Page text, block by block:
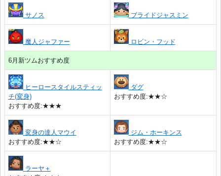
サノス ブライドジャスミン
魔人ジャファー ロビン・フッド
6月新ツムおすすめ度
ヒーロースタイルスティッ
チ(変身)
おすすめ度:★★★
ダグ
おすすめ度:★★☆
変身の達人マウイ
おすすめ度:★★☆
ジム・ホーキンス
おすすめ度:★★☆
ラーヤ＋